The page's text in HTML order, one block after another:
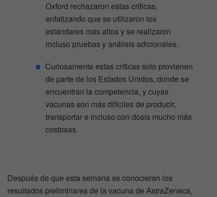
Oxford rechazaron estas críticas,
enfatizando que se utilizaron los
estándares más altos y se realizaron
incluso pruebas y análisis adicionales.
Curiosamente estas críticas solo provienen
de parte de los Estados Unidos, donde se
encuentran la competencia, y cuyas
vacunas son más difíciles de producir,
transportar e incluso con dosis mucho más
costosas.
Después de que esta semana se conocieran los
resultados preliminares de la vacuna de AstraZeneca,